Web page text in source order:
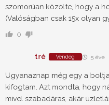
szomorúan közölte, hogy a
(Valóságban csak 15x olyan
0
tré Vendég 5 éve
Ugyanaznap még egy a
kifogtam. Azt mondta, hogy
mivel szabadáras, akár